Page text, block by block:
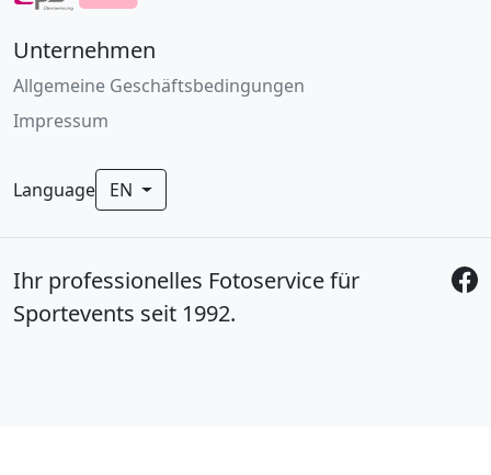
Unternehmen
Allgemeine Geschäftsbedingungen
Impressum
Language EN
Ihr professionelles Fotoservice für
Sportevents seit 1992.